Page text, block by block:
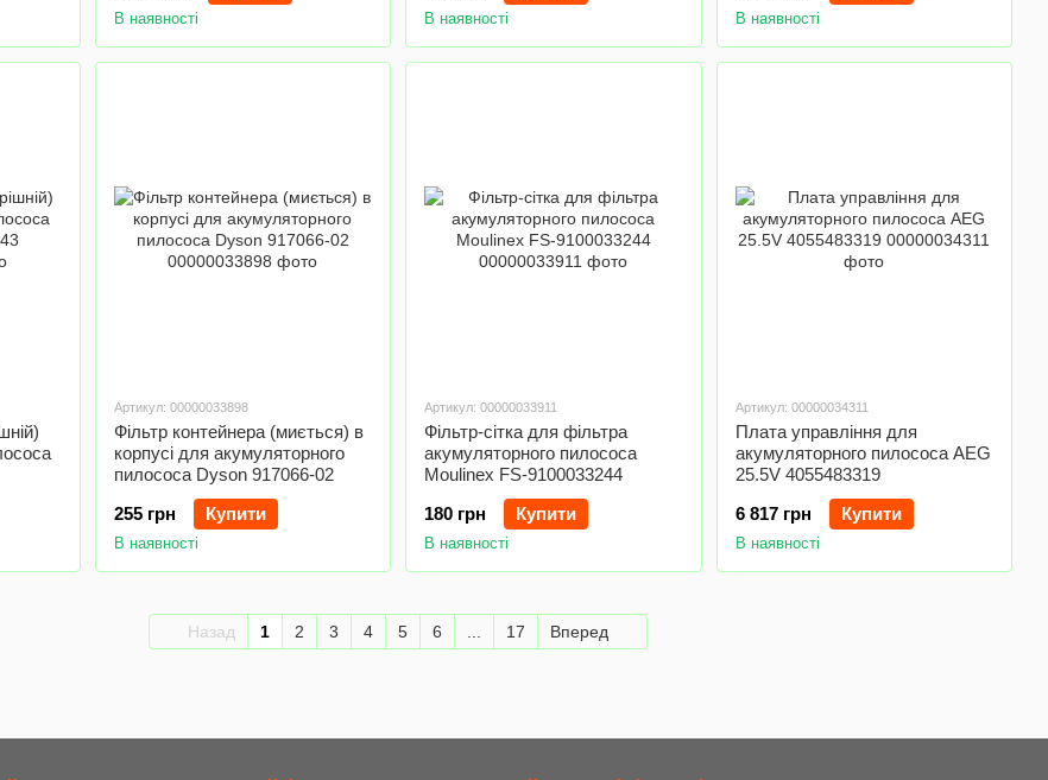
В наявності В наявності В наявності
Артикул: 00000033898
Фільтр контейнера (миється) в
корпусі для акумуляторного
пилососа Dyson 917066-02
255 грн
Купити
В наявності
Артикул: 00000033911
Фільтр-сітка для фільтра
акумуляторного пилососа
Moulinex FS-9100033244
180 грн
Купити
В наявності
Артикул: 00000034311
Плата управління для
акумуляторного пилососа AEG
25.5V 4055483319
6 817 грн
Купити
В наявності
Назад 1 2 3 4 5 6 17 Вперед